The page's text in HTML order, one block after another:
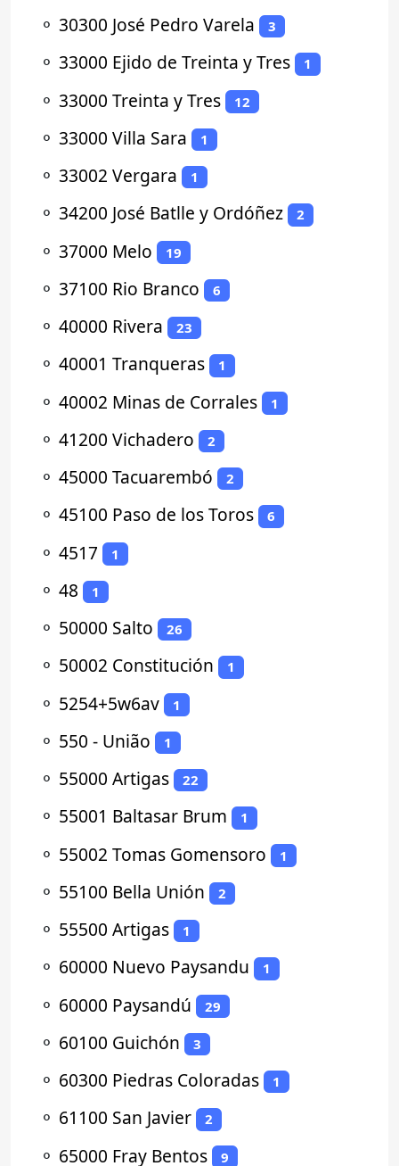
⚬ 30300 José Pedro Varela 3
⚬ 33000 Ejido de Treinta y Tres 1
⚬ 33000 Treinta y Tres 12
⚬ 33000 Villa Sara 1
⚬ 33002 Vergara 1
⚬ 34200 José Batlle y Ordóñez 2
⚬ 37000 Melo 19
⚬ 37100 Rio Branco 6
⚬ 40000 Rivera 23
⚬ 40001 Tranqueras 1
⚬ 40002 Minas de Corrales 1
⚬ 41200 Vichadero 2
⚬ 45000 Tacuarembó 2
⚬ 45100 Paso de los Toros 6
⚬ 4517 1
⚬ 48 1
⚬ 50000 Salto 26
⚬ 50002 Constitución 1
⚬ 5254+5w6av 1
⚬ 550 - União 1
⚬ 55000 Artigas 22
⚬ 55001 Baltasar Brum 1
⚬ 55002 Tomas Gomensoro 1
⚬ 55100 Bella Unión 2
⚬ 55500 Artigas 1
⚬ 60000 Nuevo Paysandu 1
⚬ 60000 Paysandú 29
⚬ 60100 Guichón 3
⚬ 60300 Piedras Coloradas 1
⚬ 61100 San Javier 2
⚬ 65000 Fray Bentos 9